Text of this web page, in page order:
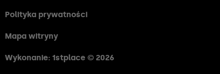
Polityka prywatności
Mapa witryny
Wykonanie: 1stplace © 2026